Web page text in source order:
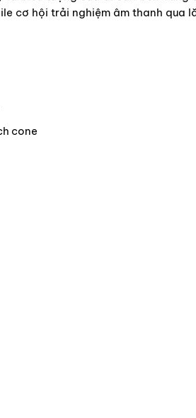
cơ hội trải nghiệm âm thanh qua
cone